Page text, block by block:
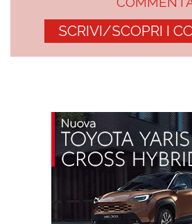
SCRIVI/SCOPRI I